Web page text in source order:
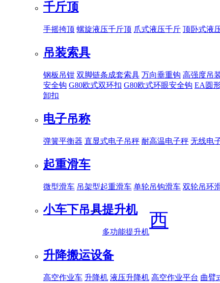
千斤顶
手摇挎顶 螺旋液压千斤顶 爪式液压千斤 顶卧式液
吊装索具
钢板吊钳 双脚链条成套索具 万向垂重钩 高强度吊
安全钩 G80欧式双环扣 G80欧式环眼安全钩 EA圆
卸扣
电子吊称
弹簧平衡器 直显式电子吊秤 耐高温电子秤 无线电
起重滑车
微型滑车 吊架型起重滑车 单轮吊钩滑车 双轮吊环
小车下吊具提升机
多功能提升机
升降搬运设备
高空作业车 升降机 液压升降机 高空作业平台 曲臂
西